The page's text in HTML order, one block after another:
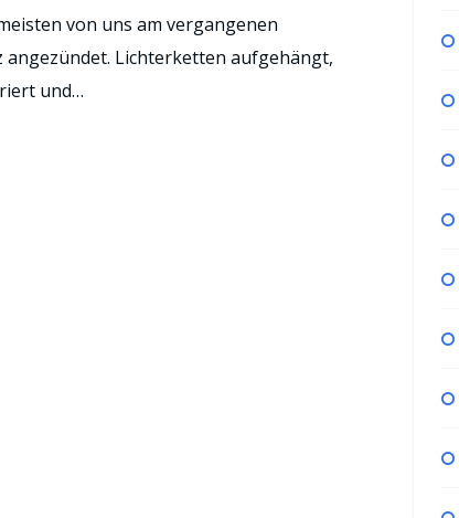
von uns am vergangenen
angezündet. Lichterketten aufgehängt,
und…